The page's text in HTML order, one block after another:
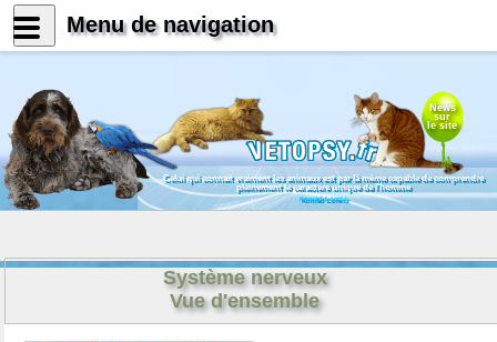
News
sur
le site
Celui qui connait vraiment les animaux est par là même capable de comprendre
pleinement le caractère unique de l'homme
Konrad Lorenz
Système nerveux
Vue d'ensemble
Menu de navigation